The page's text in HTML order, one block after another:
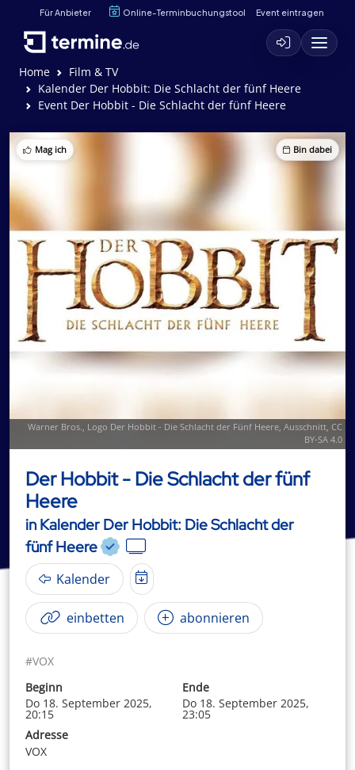
Für Anbieter Online-Terminbuchungstool Event eintragen
Home
Film & TV
Kalender Der Hobbit: Die Schlacht der fünf Heere
Event Der Hobbit - Die Schlacht der fünf Heere
Mag ich Bin dabei
Warner Bros., Logo Der Hobbit - Die Schlacht der Fünf Heere, Ausschnitt, CC
BY-SA 4.0
Der Hobbit - Die Schlacht der fünf
Heere
in Kalender Der Hobbit: Die Schlacht der
fünf Heere
Kalender
einbetten abonnieren
#VOX
Beginn
Do 18. September 2025,
20:15
Ende
Do 18. September 2025,
23:05
Adresse
VOX